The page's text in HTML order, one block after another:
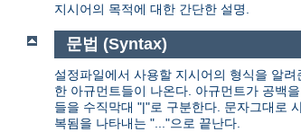
지시어의 목적에 대한 간단한 설명.
문법 (Syntax)
설정파일에서 사용할 지시어의 형식을 알
한 아규먼트들이 나온다. 아규먼트가 공백
들을 수직막대 "|"로 구분한다. 문자그대로
복됨을 나타내는 "..."으로 끝난다.